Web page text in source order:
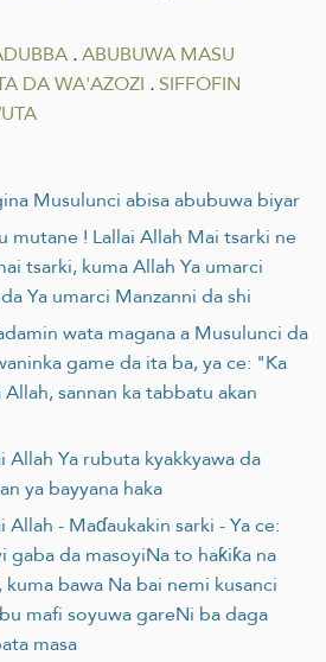
.ABUBUWA MASU
DA WA'AZOZI .SIFFOFIN
Musulunci abisa abubuwa biyar
mutane ! Lallai Allah Mai tsarki ne
tsarki, kuma Allah Ya umarci
Ya umarci Manzanni da shi
wata magana a Musulunci da
game da ita ba, ya ce: "Ka
sannan ka tabbatu akan
Allah Ya rubuta kyakkyawa da
ya bayyana haka
Allah - Maɗaukakin sarki - Ya ce:
gaba da masoyiNa to haƙiƙa na
kuma bawa Na bai nemi kusanci
mafi soyuwa gareNi ba daga
masa